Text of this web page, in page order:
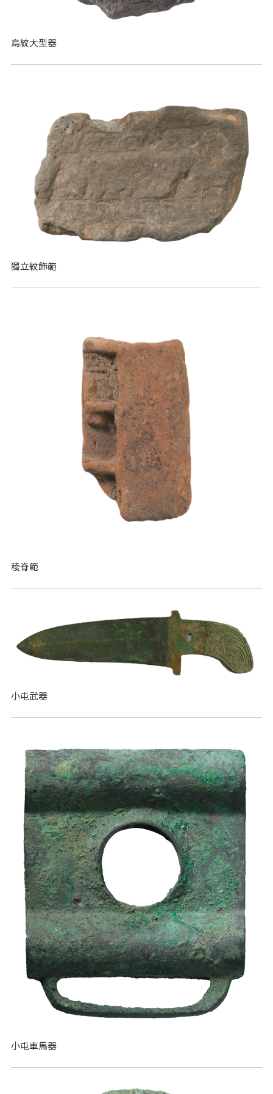
鳥紋大型器
獨立紋飾範
稜脊範
小屯武器
小屯車馬器